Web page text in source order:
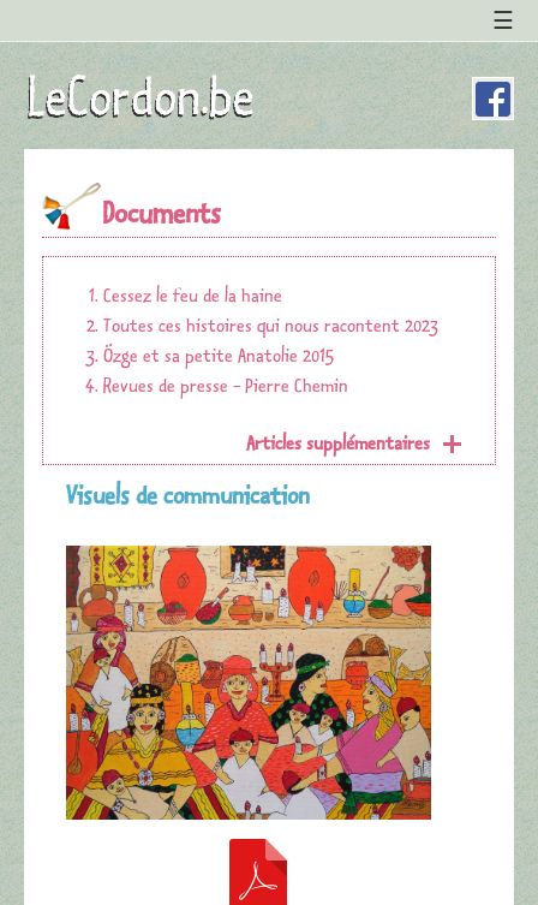
Documents
Cessez le feu de la haine
Toutes ces histoires qui nous racontent 2023
Özge et sa petite Anatolie 2015
Revues de presse - Pierre Chemin
Articles supplémentaires
Visuels de communication